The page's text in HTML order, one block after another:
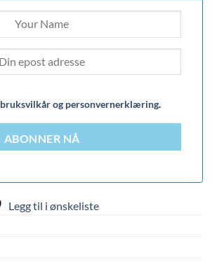
bruksvilkår og personvernerklæring.
ABONNER NÅ
Legg til i ønskeliste